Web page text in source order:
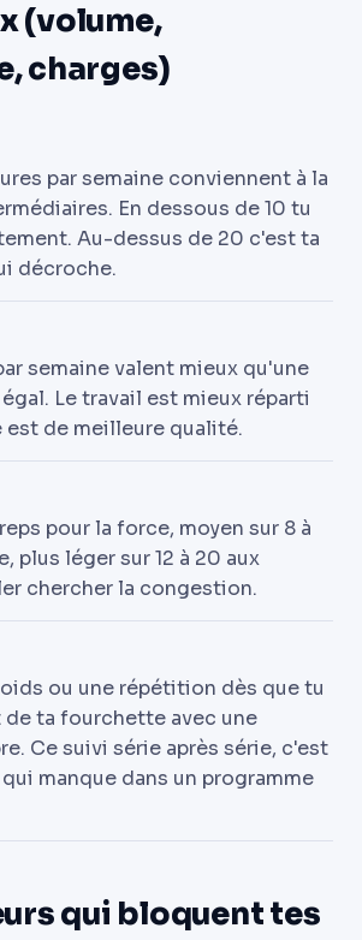
(volume,
charges)
par semaine conviennent à la
En dessous de 10 tu
Au-dessus de 20 c'est ta
décroche.
semaine valent mieux qu'une
Le travail est mieux réparti
est de meilleure qualité.
pour la force, moyen sur 8 à
plus léger sur 12 à 20 aux
chercher la congestion.
ou une répétition dès que tu
de ta fourchette avec une
Ce suivi série après série, c'est
manque dans un programme
qui bloquent tes